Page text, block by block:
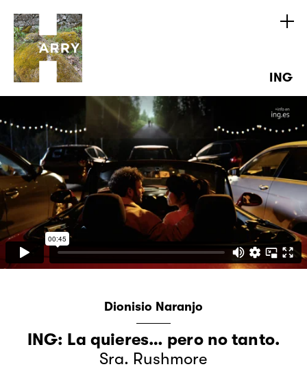
ING
Dionisio Naranjo
ING: La quieres… pero no tanto.
Sra. Rushmore